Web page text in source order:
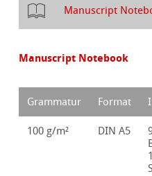
Manuscript
Manuscript Notebook
Grammatur Format
100 g/m² DIN A5